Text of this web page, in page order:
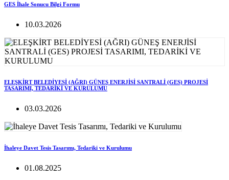
GES İhale Sonucu Bilgi Formu
10.03.2026
ELEŞKİRT BELEDİYESİ (AĞRI) GÜNEŞ ENERJİSİ SANTRALİ (GES) PROJESİ
TASARIMI, TEDARİKİ VE KURULUMU
03.03.2026
İhaleye Davet Tesis Tasarımı, Tedariki ve Kurulumu
01.08.2025